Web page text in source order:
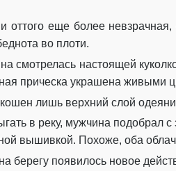
оттого еще более
во плоти.
настоящей
прическа украшена живыми
лишь верхний слой
в реку, мужчина подобрал
вышивкой. Похоже, оба
берегу появилось новое